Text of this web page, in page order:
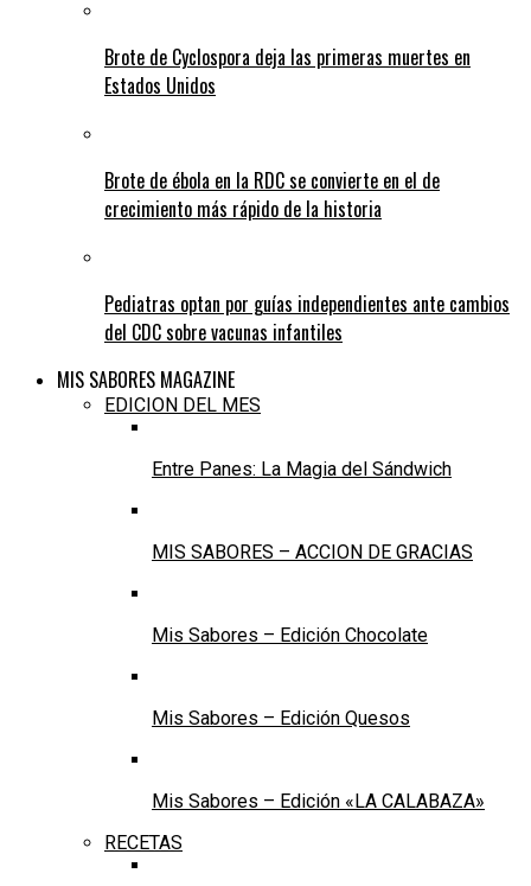
Brote de Cyclospora deja las primeras muertes en
Estados Unidos
Brote de ébola en la RDC se convierte en el de
crecimiento más rápido de la historia
Pediatras optan por guías independientes ante cambios
del CDC sobre vacunas infantiles
MIS SABORES MAGAZINE
EDICION DEL MES
Entre Panes: La Magia del Sándwich
MIS SABORES – ACCION DE GRACIAS
Mis Sabores – Edición Chocolate
Mis Sabores – Edición Quesos
Mis Sabores – Edición «LA CALABAZA»
RECETAS